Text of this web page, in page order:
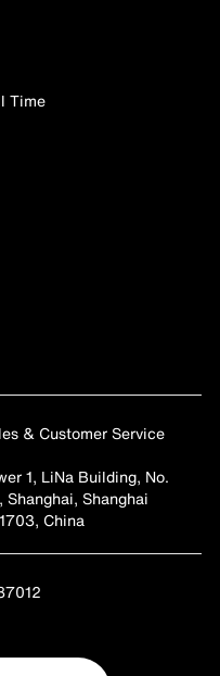
Time
& Customer Service
1, LiNa Building, No.
Shanghai, Shanghai
China